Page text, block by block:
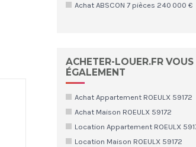
Achat ABSCON 7 pièces 240 000 €
ACHETER-LOUER.FR
ÉGALEMENT
Achat Appartement ROEULX 59172
Achat Maison ROEULX 59172
Location Appartement ROEULX
Location Maison ROEULX 59172